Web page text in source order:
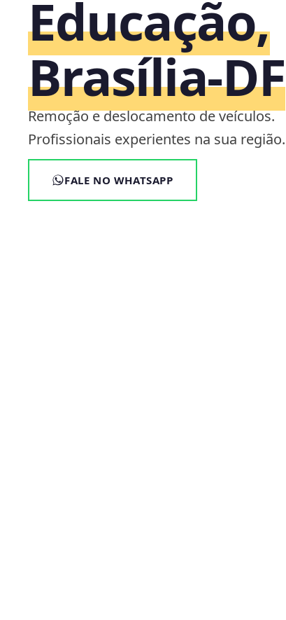
Educação,
Brasília‑DF
Remoção e deslocamento de veículos.
Profissionais experientes na sua região.
FALE NO WHATSAPP